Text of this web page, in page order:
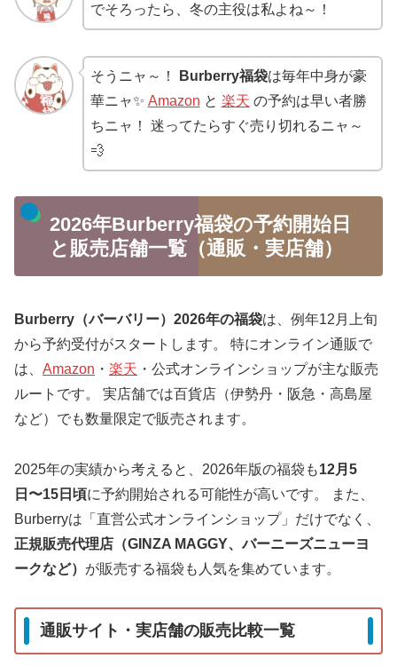
でそろったら、冬の主役は私よね～！
そうニャ～！ Burberry福袋は毎年中身が豪
華ニャ✨ Amazon と 楽天 の予約は早い者勝
ちニャ！ 迷ってたらすぐ売り切れるニャ～
💨
2026年Burberry福袋の予約開始日
と販売店舗一覧（通販・実店舗）
Burberry（バーバリー）2026年の福袋は、例年12月上旬
から予約受付がスタートします。 特にオンライン通販で
は、 Amazon ・ 楽天 ・公式オンラインショップが主な販売
ルートです。 実店舗では百貨店（伊勢丹・阪急・高島屋
など）でも数量限定で販売されます。
2025年の実績から考えると、2026年版の福袋も12月5
日〜15日頃に予約開始される可能性が高いです。 また、
Burberryは「直営公式オンラインショップ」だけでなく、
正規販売代理店（GINZA MAGGY、バーニーズニューヨ
ークなど） が販売する福袋も人気を集めています。
通販サイト・実店舗の販売比較一覧